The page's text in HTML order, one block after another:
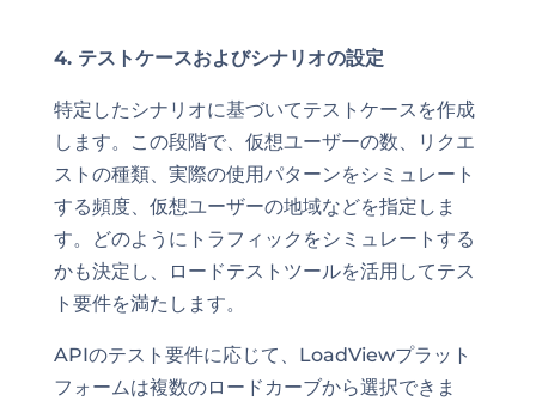
4. テストケースおよびシナリオの設定
特定したシナリオに基づいてテストケースを作成
します。この段階で、仮想ユーザーの数、リクエ
ストの種類、実際の使用パターンをシミュレート
する頻度、仮想ユーザーの地域などを指定しま
す。どのようにトラフィックをシミュレートする
かも決定し、ロードテストツールを活用してテス
ト要件を満たします。
APIのテスト要件に応じて、LoadViewプラット
フォームは複数のロードカーブから選択できま